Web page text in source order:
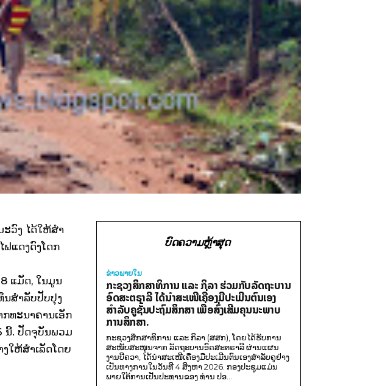
ວົງ ໄດ້ໃຫ້ສໍາ
ແດງດົງໂດກ
ແມັດ, ໃນມູນ
ນສໍາລັບປັບປຸງ
ທະນາຄານເອັກ
ນີ້. ປັດຈຸບັນພວມ
ໃຫ້ສໍາເລັດໂດຍ
ບົດຄວາມຫຼ້າສຸດ
ຂ່າວພາຍ​ໃນ
ກະຊວງສຶກສາທິການ ແລະ ກິລາ ຮ່ວມກັບລັດຖະບານ
ອົດສະຕຣາລີ ໄດ້ນຳສະເໜີເຄື່ອງມືປະເມີນຕົນເອງ
ສຳລັບຄູຊັ້ນປະຖົມສຶກສາ ເພື່ອສົ່ງເສີມຄຸນນະພາບ
ການສຶກສາ.
ກະຊວງສຶກສາທິການ ແລະ ກິລາ (ສສກ), ໂດຍໄດ້ຮັບການ
ສະໜັບສະໜູນຈາກ ລັດຖະບານອົດສະຕຣາລີ ຜ່ານແຜນ
ງານບີຄວາ, ໄດ້ນຳສະເໜີເຄື່ອງມືປະເມີນຕົນເອງສຳລັບຄູຢ່າງ
ເປັນທາງການໃນວັນທີ 4 ສິງຫາ 2026. ກອງປະຊຸມແມ່ນ
ພາຍໃຕ້ການເປັນປະທານຂອງ ທ່ານ ປອ...